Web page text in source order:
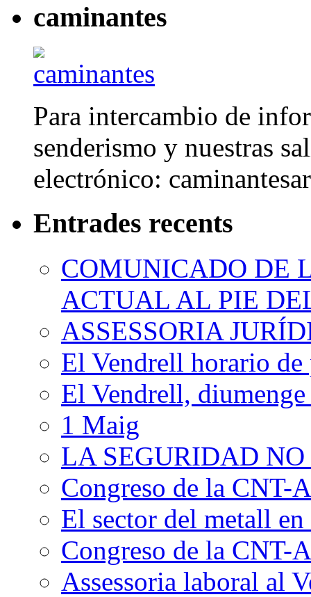
caminantes
Para intercambio de
senderismo y nuestras
electrónico:
Entrades recents
COMUNICADO DE
ACTUAL AL PIE
ASSESSORIA
El Vendrell horario de
El Vendrell,
1 Maig
LA SEGURIDAD
Congreso de la
El sector del metall
Congreso de la
Assessoria laboral al